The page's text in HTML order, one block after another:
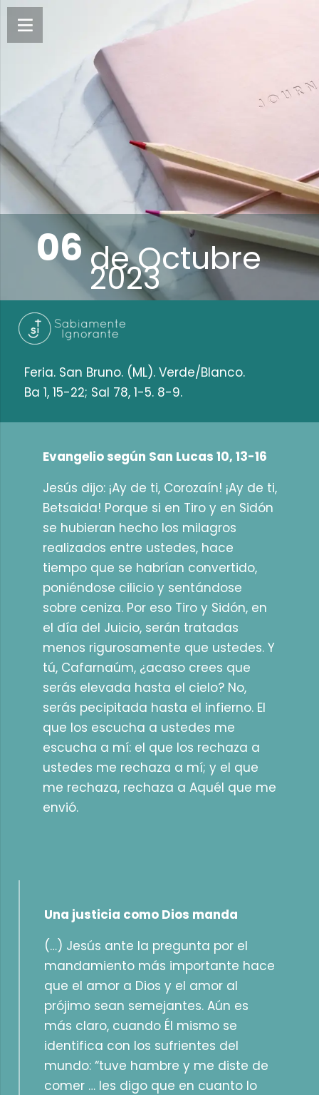
06deOctubre
2023
Feria. San Bruno. (ML). Verde/Blanco.
Ba 1, 15-22; Sal 78, 1-5. 8-9.
Evangelio según San Lucas 10, 13-16
Jesús dijo: ¡Ay de ti, Corozaín! ¡Ay de ti,
Betsaida! Porque si en Tiro y en Sidón
se hubieran hecho los milagros
realizados entre ustedes, hace
tiempo que se habrían convertido,
poniéndose cilicio y sentándose
sobre ceniza. Por eso Tiro y Sidón, en
el día del Juicio, serán tratadas
menos rigurosamente que ustedes. Y
tú, Cafarnaúm, ¿acaso crees que
serás elevada hasta el cielo? No,
serás pecipitada hasta el infierno. El
que los escucha a ustedes me
escucha a mí: el que los rechaza a
ustedes me rechaza a mí; y el que
me rechaza, rechaza a Aquél que me
envió.
Una justicia como Dios manda
(…) Jesús ante la pregunta por el
mandamiento más importante hace
que el amor a Dios y el amor al
prójimo sean semejantes. Aún es
más claro, cuando Él mismo se
identifica con los sufrientes del
mundo: “tuve hambre y me diste de
comer … les digo que en cuanto lo